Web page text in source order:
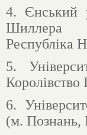
4. Єнський
Шиллера
Республіка
5.
Королівство
6.
(м. Познань,